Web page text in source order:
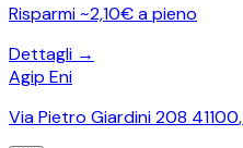
Risparmi ~2,10€ a pieno
Dettagli →
Agip Eni
Via Pietro Giardini 208 41100,